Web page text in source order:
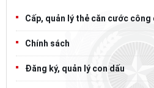
Cấp, quản lý thẻ căn cước công
Chính sách
Đăng ký, quản lý con dấu